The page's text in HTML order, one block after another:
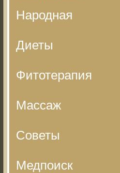
Народная
Диеты
Фитотерапия
Массаж
Советы
Медпоиск